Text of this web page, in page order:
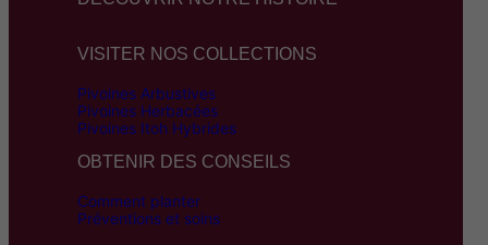
VISITER NOS COLLECTIONS
Pivoines Arbustives
Pivoines Herbacées
Pivoines Itoh Hybrides
OBTENIR DES CONSEILS
Comment planter
Préventions et soins